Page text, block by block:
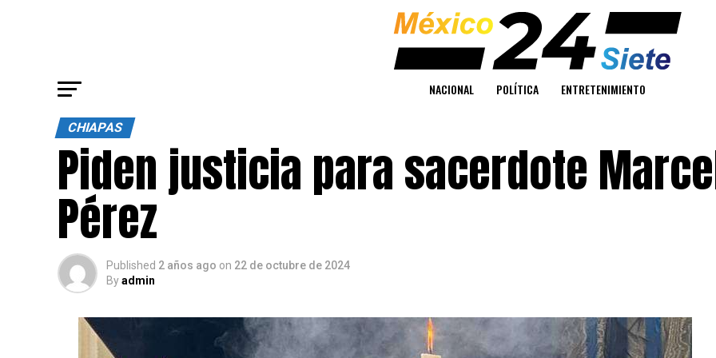
NACIONAL POLÍTICA ENTRETENIMIENTO
CHIAPAS
Piden justicia para sacerdote
Pérez
Published 2 años ago on 22 de octubre de 2024
Byadmin